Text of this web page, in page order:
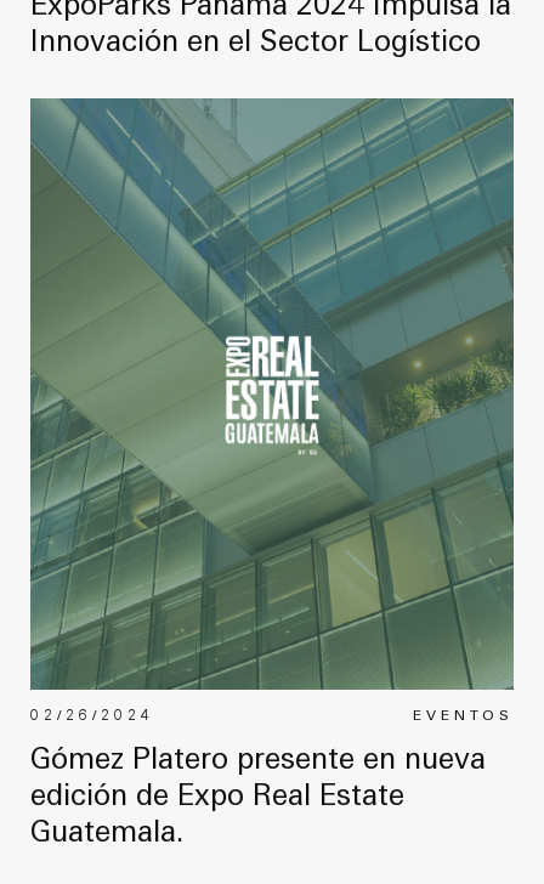
ExpoParks Panamá 2024 Impulsa la
Innovación en el Sector Logístico
EVENTOS
02/26/2024
Gómez Platero presente en nueva
edición de Expo Real Estate
Guatemala.